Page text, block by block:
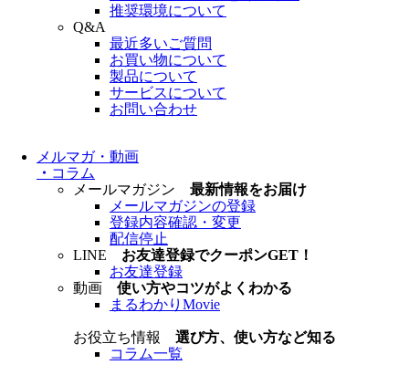
推奨環境について
Q&A
最近多いご質問
お買い物について
製品について
サービスについて
お問い合わせ
メルマガ・動画
・ コラム
メールマガジン 最新情報をお届け
メールマガジンの登録
登録内容確認・変更
配信停止
LINE お友達登録でクーポンGET！
お友達登録
動画 使い方やコツがよくわかる
まるわかりMovie
お役立ち情報 選び方、使い方など知る
コラム一覧